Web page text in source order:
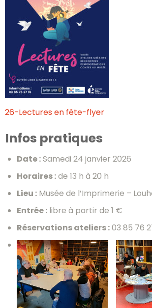
26-Lectures en fête-flyer
Infos pratiques
Date :Samedi 24 janvier 2026
Horaires :de 13 h à 20 h
Lieu : Musée de l’Imprimerie –
Entrée : libre à partir de 1 €
Réservations ateliers :03 85 76